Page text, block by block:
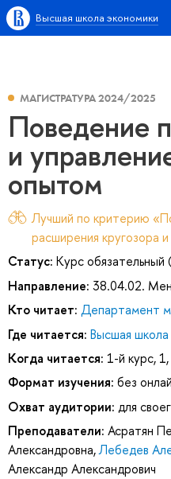
Высшая школа экономики
МАГИСТРАТУРА 2024/2025
Поведение
и
опытом
Лучший по критерию
расширения кругозора
Статус: Курс обязательный
Направление: 38.04.02.
Кто читает: Департамент
Где читается: Высшая школа
Когда читается: 1-й курс,
Формат изучения: без
Охват аудитории: для
Преподаватели: Асратян
Александровна,Лебедев
Александр Александрович